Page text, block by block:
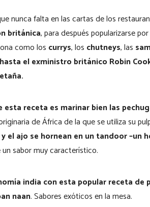
nunca falta en las cartas de los
británica, para después popularizarse
como los currys, los chutneys, las
el exministro británico Robin
esta receta es marinar bien las
de África de la que se utiliza su
el ajo se hornean en un tandoor –un
sabor muy característico.
india con esta popular receta de
naan. Sabores exóticos en la mesa.